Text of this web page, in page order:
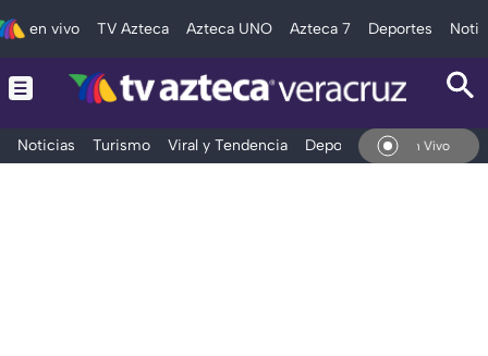
en vivo TV Azteca Azteca UNO Azteca 7 Deportes
Noticias Turismo Viral y Tendencia Deportes Espectáculos
En Vivo